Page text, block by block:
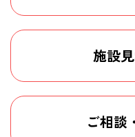
施設
ご相談